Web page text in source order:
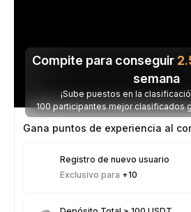
Compite para conseguir
semana
¡Sube puestos en la
100 participantes mejor clasificados
parte de los 2.500 USDT
Gana puntos de experiencia al
Registro de nuevo usuario
Exclusivo para +10